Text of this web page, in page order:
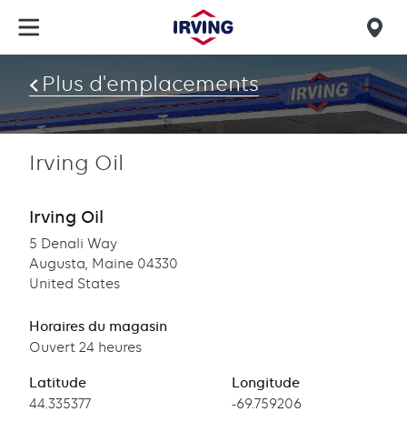
main
content
find
us
Plus d'emplacements
Irving Oil
Irving Oil
5 Denali Way
Augusta, Maine 04330
United States
Horaires du magasin
Ouvert 24 heures
Latitude
Latitude
44.335377
Longitude
Longitude
-69.759206